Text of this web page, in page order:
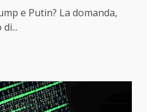
e Putin? La domanda,